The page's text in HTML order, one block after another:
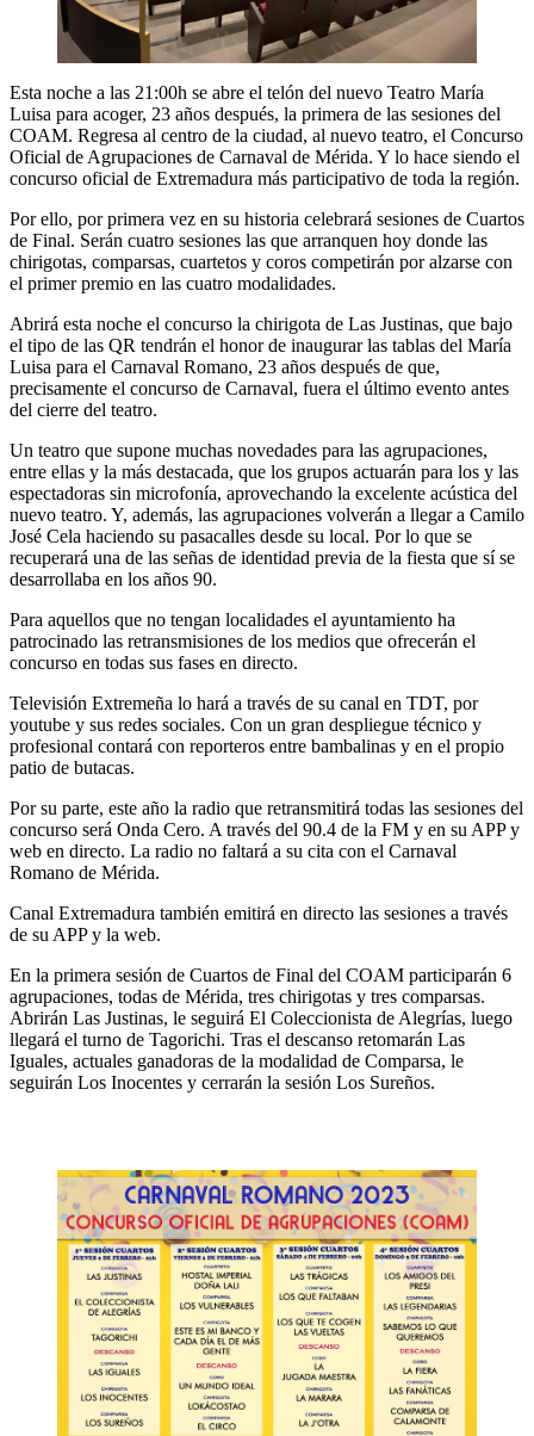
Esta noche a las 21:00h se abre el telón del nuevo Teatro María
Luisa para acoger, 23 años después, la primera de las sesiones del
COAM. Regresa al centro de la ciudad, al nuevo teatro, el Concurso
Oficial de Agrupaciones de Carnaval de Mérida. Y lo hace siendo el
concurso oficial de Extremadura más participativo de toda la región.
Por ello, por primera vez en su historia celebrará sesiones de Cuartos
de Final. Serán cuatro sesiones las que arranquen hoy donde las
chirigotas, comparsas, cuartetos y coros competirán por alzarse con
el primer premio en las cuatro modalidades.
Abrirá esta noche el concurso la chirigota de Las Justinas, que bajo
el tipo de las QR tendrán el honor de inaugurar las tablas del María
Luisa para el Carnaval Romano, 23 años después de que,
precisamente el concurso de Carnaval, fuera el último evento antes
del cierre del teatro.
Un teatro que supone muchas novedades para las agrupaciones,
entre ellas y la más destacada, que los grupos actuarán para los y las
espectadoras sin microfonía, aprovechando la excelente acústica del
nuevo teatro. Y, además, las agrupaciones volverán a llegar a Camilo
José Cela haciendo su pasacalles desde su local. Por lo que se
recuperará una de las señas de identidad previa de la fiesta que sí se
desarrollaba en los años 90.
Para aquellos que no tengan localidades el ayuntamiento ha
patrocinado las retransmisiones de los medios que ofrecerán el
concurso en todas sus fases en directo.
Televisión Extremeña lo hará a través de su canal en TDT, por
youtube y sus redes sociales. Con un gran despliegue técnico y
profesional contará con reporteros entre bambalinas y en el propio
patio de butacas.
Por su parte, este año la radio que retransmitirá todas las sesiones del
concurso será Onda Cero. A través del 90.4 de la FM y en su APP y
web en directo. La radio no faltará a su cita con el Carnaval
Romano de Mérida.
Canal Extremadura también emitirá en directo las sesiones a través
de su APP y la web.
En la primera sesión de Cuartos de Final del COAM participarán 6
agrupaciones, todas de Mérida, tres chirigotas y tres comparsas.
Abrirán Las Justinas, le seguirá El Coleccionista de Alegrías, luego
llegará el turno de Tagorichi. Tras el descanso retomarán Las
Iguales, actuales ganadoras de la modalidad de Comparsa, le
seguirán Los Inocentes y cerrarán la sesión Los Sureños.